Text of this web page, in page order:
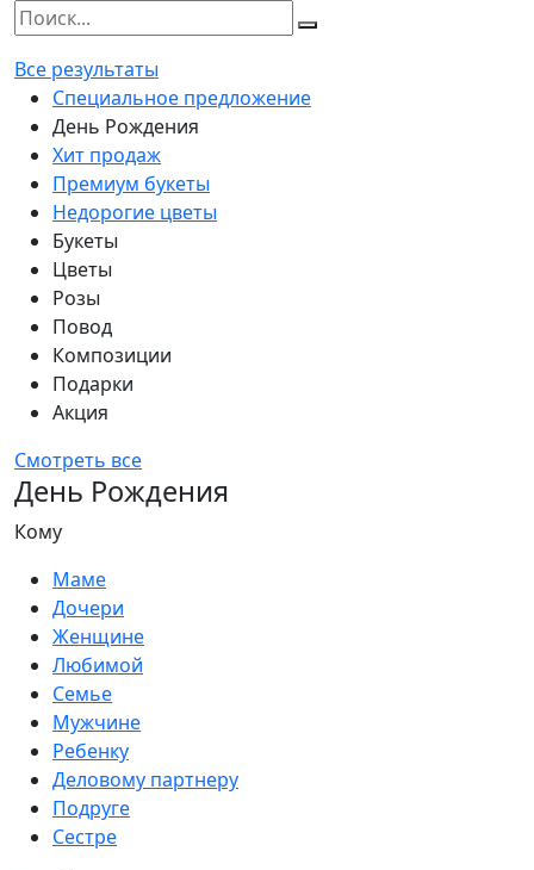
Все результаты
Специальное предложение
День Рождения
Хит продаж
Премиум букеты
Недорогие цветы
Букеты
Цветы
Розы
Повод
Композиции
Подарки
Акция
Смотреть все
День Рождения
Кому
Маме
Дочери
Женщине
Любимой
Семье
Мужчине
Ребенку
Деловому партнеру
Подруге
Сестре